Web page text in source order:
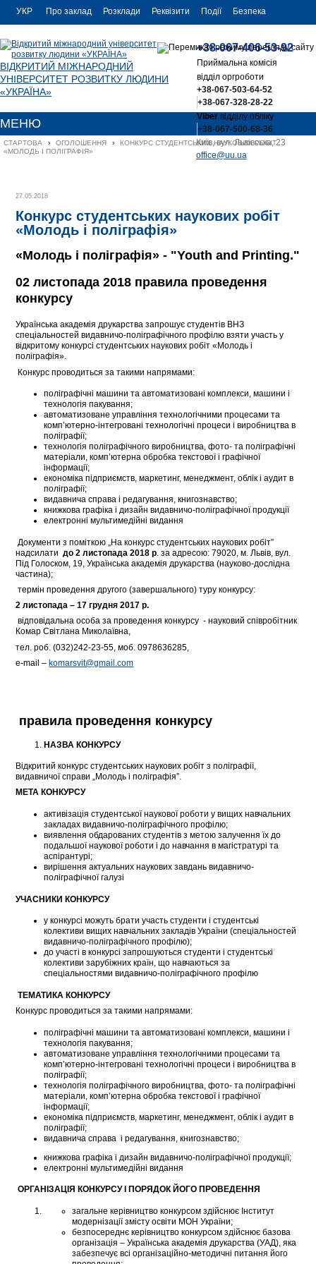
УКР
ENG
Про заклад Розклади Реквізити Події Безпека
ВІДКРИТИЙ МІЖНАРОДНИЙ
УНІВЕРСИТЕТ РОЗВИТКУ ЛЮДИНИ
«УКРАЇНА»
+38-067-406-53-92
Приймальна комісія
відділ оргроботи
+38-067-503-64-52
+38-067-328-28-22
Viberвідділу обліку
+38-067-500-68-36
Київ, вул. Львівська, 23
office@uu.ua
МЕНЮ
СТАРТОВА › ОГОЛОШЕННЯ ›
КОНКУРС СТУДЕНТСЬКИХ НАУКОВИХ РОБІТ
«МОЛОДЬ І ПОЛІГРАФІЯ»
27.05.2018
Конкурс студентських наукових робіт
«Молодь і поліграфія»
«Молодь і поліграфія» - "Youth and Printing."
02 листопада 2018 правила проведення
конкурсу
Українська академія друкарства запрошує студентів ВНЗ
спеціальностей видавничо-поліграфічного профілю взяти участь у
відкритому конкурсі студентських наукових робіт «Молодь і
поліграфія».
Конкурс проводиться за такими напрямами:
поліграфічні машини та автоматизовані комплекси, машини і
технологія пакування;
автоматизоване управління технологічними процесами та
комп’ютерно-інтегровані технологічні процеси і виробництва в
поліграфії;
технологія поліграфічного виробництва, фото- та поліграфічні
матеріали, комп’ютерна обробка текстової і графічної
інформації;
економіка підприємств, маркетинг, менеджмент, облік і аудит в
поліграфії;
видавнича справа і редагування, книгознавство;
книжкова графіка і дизайн видавничо-поліграфічної продукції
електронні мультимедійні видання
Документи з поміткою „На конкурс студентських наукових робіт”
надсилатидо2 листопада 2018 р . за адресою: 79020, м. Львів, вул.
Під Голоском, 19, Українська академія друкарства (науково-дослідна
частина);
термін проведення другого (завершального) туру конкурсу:
2 листопада – 17 грудня 2017 р.
відповідальна особа за проведення конкурсу - науковий співробітник
Комар Світлана Миколаївна,
тел. роб. (032)242-23-55, моб. 0978636285,
e-mail –komarsvit@gmail.com
правила проведення конкурсу
НАЗВА КОНКУРСУ
Відкритий конкурс студентських наукових робіт з поліграфії,
видавничої справи „Молодь і поліграфія”.
МЕТА КОНКУРСУ
активізація студентської наукової роботи у вищих навчальних
закладах видавничо-поліграфічного профілю;
виявлення обдарованих студентів з метою залучення їх до
подальшої наукової роботи і до навчання в магістратурі та
аспірантурі;
вирішення актуальних наукових завдань видавничо-
поліграфічної галузі
УЧАСНИКИ КОНКУРСУ
у конкурсі можуть брати участь студенти і студентські
колективи вищих навчальних закладів України (спеціальностей
видавничо-поліграфічного профілю);
до участі в конкурсі запрошуються студенти і студентські
колективи зарубіжних країн, що навчаються за
спеціальностями видавничо-поліграфічного профілю
ТЕМАТИКА КОНКУРСУ
Конкурс проводиться за такими напрямами:
поліграфічні машини та автоматизовані комплекси, машини і
технологія пакування;
автоматизоване управління технологічними процесами та
комп’ютерно-інтегровані технологічні процеси і виробництва в
поліграфії;
технологія поліграфічного виробництва, фото- та поліграфічні
матеріали, комп’ютерна обробка текстової і графічної
інформації;
економіка підприємств, маркетинг, менеджмент, облік і аудит в
поліграфії;
видавнича справа і редагування, книгознавство;
книжкова графіка і дизайн видавничо-поліграфічної продукції;
електронні мультимедійні видання
ОРГАНІЗАЦІЯ КОНКУРСУ І ПОРЯДОК ЙОГО ПРОВЕДЕННЯ
загальне керівництво конкурсом здійснює Інститут
модернізації змісту освіти МОН України;
безпосереднє керівництво конкурсом здійснює базова
організація – Українська академія друкарства (УАД), яка
забезпечує всі організаційно-методичні питання його